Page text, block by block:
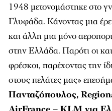
1948 μετονομάστηκε στο
Γλυφάδα. Κάνοντας μια
και άλλη μια μόνο
στην Ελλάδα. Παρότι οι
φρέσκοι, παρέχοντας την
στους πελάτες μας»
Πανταζόπουλος,